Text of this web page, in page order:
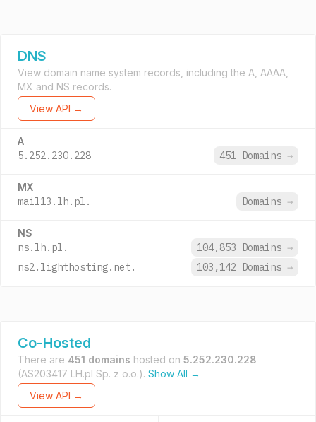
DNS
View domain name system records, including the A, AAAA,
MX and NS records.
View API →
A
5.252.230.228 451 Domains →
MX
mail13.lh.pl. Domains →
NS
ns.lh.pl. 104,853 Domains →
ns2.lighthosting.net.
103,142 Domains →
Co-Hosted
There are 451 domains hosted on 5.252.230.228
(AS203417 LH.pl Sp. z o.o.). Show All →
View API →